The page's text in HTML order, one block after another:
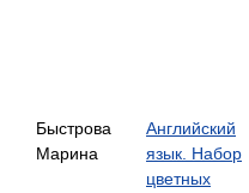
Быстрова
Марина
Английский
язык. Набор
цветных